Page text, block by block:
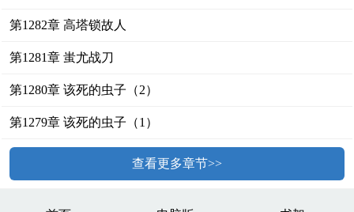
第1282章 高塔锁故人
第1281章 蚩尤战刀
第1280章 该死的虫子（2）
第1279章 该死的虫子（1）
查看更多章节>>